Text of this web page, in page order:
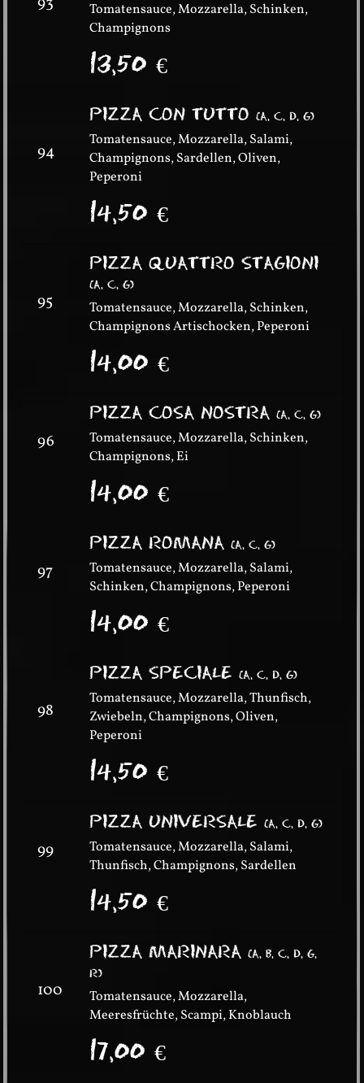
Tomatensauce, Mozzarella, Schinken,
Champignons
13,50€
94
PIZZA CON TUTTO(A, C, D, G)
Tomatensauce, Mozzarella, Salami,
Champignons, Sardellen, Oliven,
Peperoni
14,50€
95
PIZZA QUATTRO STAGIONI
(A, C, G)
Tomatensauce, Mozzarella, Schinken,
Champignons Artischocken, Peperoni
14,00€
96
PIZZA COSA NOSTRA(A, C, G)
Tomatensauce, Mozzarella, Schinken,
Champignons, Ei
14,00€
97
PIZZA ROMANA(A, C, G)
Tomatensauce, Mozzarella, Salami,
Schinken, Champignons, Peperoni
14,00€
98
PIZZA SPECIALE(A, C, D, G)
Tomatensauce, Mozzarella, Thunfisch,
Zwiebeln, Champignons, Oliven,
Peperoni
14,50€
99
PIZZA UNIVERSALE(A, C, D, G)
Tomatensauce, Mozzarella, Salami,
Thunfisch, Champignons, Sardellen
14,50€
100
PIZZA MARINARA(A, B, C, D, G,
R)
Tomatensauce, Mozzarella,
Meeresfrüchte, Scampi, Knoblauch
17,00€